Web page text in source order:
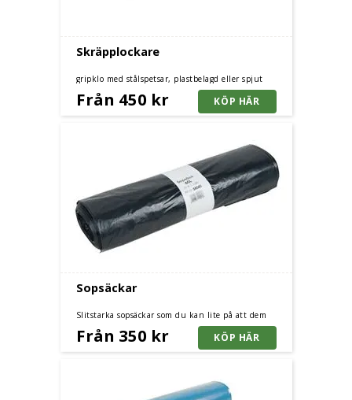
Skräpplockare
gripklo med stålspetsar, plastbelagd eller spjut
Från 450 kr
Sopsäckar
Slitstarka sopsäckar som du kan lite på att dem
håller. Storlek från 60 liter till 160 liter.
Från 350 kr